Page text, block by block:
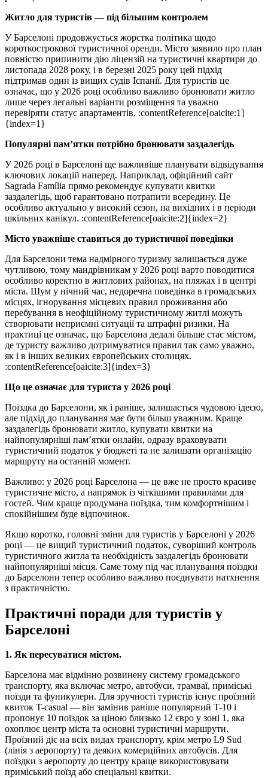
Житло для туристів — під більшим контролем
У Барселоні продовжується жорстка політика щодо
короткострокової туристичної оренди. Місто заявило про план
повністю припинити дію ліцензій на туристичні квартири до
листопада 2028 року, і в березні 2025 року цей підхід
підтримав один із вищих судів Іспанії. Для туристів це
означає, що у 2026 році особливо важливо бронювати житло
лише через легальні варіанти розміщення та уважно
перевіряти статус апартаментів. :contentReference[oaicite:1]
{index=1}
Популярні пам’ятки потрібно бронювати заздалегідь
У 2026 році в Барселоні ще важливіше планувати відвідування
ключових локацій наперед. Наприклад, офіційний сайт
Sagrada Família прямо рекомендує купувати квитки
заздалегідь, щоб гарантовано потрапити всередину. Це
особливо актуально у високий сезон, на вихідних і в періоди
шкільних канікул. :contentReference[oaicite:2]{index=2}
Місто уважніше ставиться до туристичної поведінки
Для Барселони тема надмірного туризму залишається дуже
чутливою, тому мандрівникам у 2026 році варто поводитися
особливо коректно в житлових районах, на пляжах і в центрі
міста. Шум у нічний час, недоречна поведінка в громадських
місцях, ігнорування місцевих правил проживання або
перебування в неофіційному туристичному житлі можуть
створювати неприємні ситуації та штрафні ризики. На
практиці це означає, що Барселона дедалі більше стає містом,
де туристу важливо дотримуватися правил так само уважно,
як і в інших великих європейських столицях.
:contentReference[oaicite:3]{index=3}
Що це означає для туриста у 2026 році
Поїздка до Барселони, як і раніше, залишається чудовою ідеєю,
але підхід до планування має бути більш уважним. Краще
заздалегідь бронювати житло, купувати квитки на
найпопулярніші пам’ятки онлайн, одразу враховувати
туристичний податок у бюджеті та не залишати організацію
маршруту на останній момент.
Важливо: у 2026 році Барселона — це вже не просто красиве
туристичне місто, а напрямок із чіткішими правилами для
гостей. Чим краще продумана поїздка, тим комфортнішим і
спокійнішим буде відпочинок.
Якщо коротко, головні зміни для туристів у Барселоні у 2026
році — це вищий туристичний податок, суворіший контроль
туристичного житла та необхідність заздалегідь бронювати
найпопулярніші місця. Саме тому під час планування поїздки
до Барселони тепер особливо важливо поєднувати натхнення
з практичністю.
Практичні поради для туристів у
Барселоні
1. Як пересуватися містом.
Барселона має відмінно розвинену систему громадського
транспорту, яка включає метро, автобуси, трамваї, приміські
поїзди та фуникулери. Для зручності туристів існує проїзний
квиток T-casual — він замінив раніше популярний T-10 і
пропонує 10 поїздок за ціною близько 12 євро у зоні 1, яка
охоплює центр міста та основні туристичні маршрути.
Проїзний діє на всіх видах транспорту, крім метро L9 Sud
(лінія з аеропорту) та деяких комерційних автобусів. Для
поїздки з аеропорту до центру краще використовувати
приміський поїзд або спеціальні квитки.